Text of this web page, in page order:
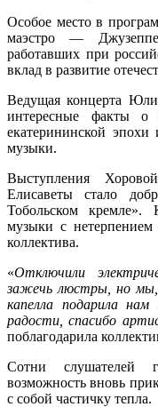
Особое место в
маэстро —
работавших при
вклад в развитие
Ведущая концерта
интересные факты о
екатерининской эпохи
музыки.
Выступления
Елисаветы стало
Тобольском
музыки с
коллектива.
«Отключили
зажечь люстры, но мы,
капелла подарила
радости, спасибо
поблагодарила
Сотни слушателей
возможность вновь
с собой частичку тепла.